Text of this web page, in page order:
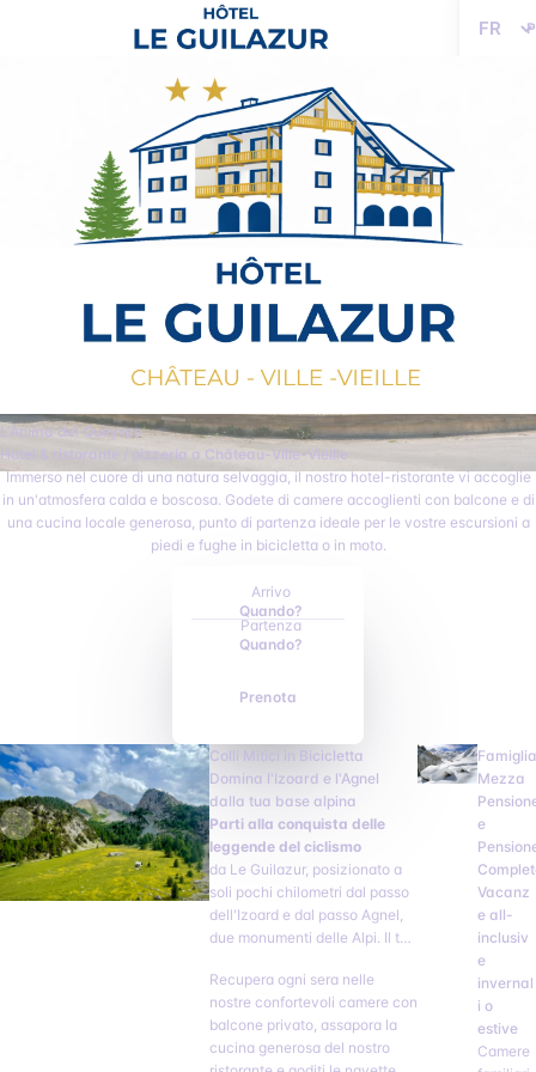
Lingua
L'Anima del Queyras
Hotel & ristorante / pizzeria a Château-Ville-Vieille
Immerso nel cuore di una natura selvaggia, il nostro hotel-ristorante vi accoglie
in un'atmosfera calda e boscosa. Godete di camere accoglienti con balcone e di
una cucina locale generosa, punto di partenza ideale per le vostre escursioni a
piedi e fughe in bicicletta o in moto.
Arrivo
Quando?
Partenza
Quando?
Prenota
Colli Mitici in Bicicletta
Domina l'Izoard e l'Agnel
dalla tua base alpina
Parti alla conquista delle
leggende del ciclismo
da Le Guilazur, posizionato a
soli pochi chilometri dal passo
dell'Izoard e dal passo Agnel,
due monumenti delle Alpi. Il tuo
ideale per affrontare più passi
senza fatica inutile.
Recupera ogni sera nelle
nostre confortevoli camere con
balcone privato, assapora la
cucina generosa del nostro
Famiglia
Mezza
e
Vacanz
e all-
inclusiv
e
invernal
i o
estive
Camere